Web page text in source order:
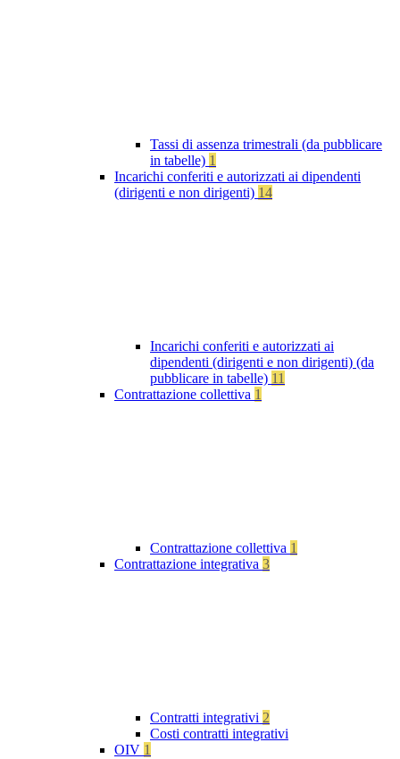
Tassi di assenza trimestrali (da pubblicare
in tabelle) 1
Incarichi conferiti e autorizzati ai dipendenti
(dirigenti e non dirigenti) 14
Incarichi conferiti e autorizzati ai
dipendenti (dirigenti e non dirigenti) (da
pubblicare in tabelle) 11
Contrattazione collettiva 1
Contrattazione collettiva 1
Contrattazione integrativa 3
Contratti integrativi 2
Costi contratti integrativi
OIV 1